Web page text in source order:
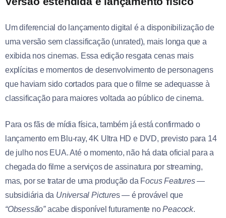
Um diferencial do lançamento digital é a disponibilização de
uma versão sem classificação (unrated), mais longa que a
exibida nos cinemas. Essa edição resgata cenas mais
explícitas e momentos de desenvolvimento de personagens
que haviam sido cortados para que o filme se adequasse à
classificação para maiores voltada ao público de cinema.
Para os fãs de mídia física, também já está confirmado o
lançamento em Blu-ray, 4K Ultra HD e DVD, previsto para 14
de julho nos EUA. Até o momento, não há data oficial para a
chegada do filme a serviços de assinatura por streaming,
mas, por se tratar de uma produção da Focus Features—
subsidiária da Universal Pictures — é provável que
“Obsessão”acabe disponível futuramente noPeacock.